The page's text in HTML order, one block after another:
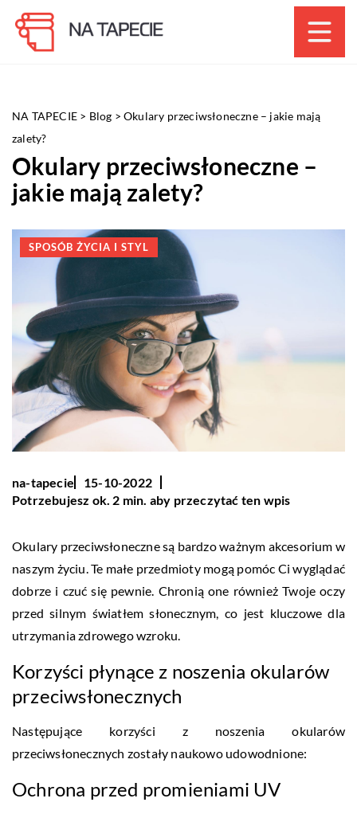
NA TAPECIE > Blog >Okulary przeciwsłoneczne – jakie mają
zalety?
Okulary przeciwsłoneczne –
jakie mają zalety?
SPOSÓB ŻYCIA I STYL
na-tapecie
15-10-2022
Potrzebujesz ok. 2 min. aby przeczytać ten wpis
Okulary przeciwsłoneczne są bardzo ważnym akcesorium w
naszym życiu. Te małe przedmioty mogą pomóc Ci wyglądać
dobrze i czuć się pewnie. Chronią one również Twoje oczy
przed silnym światłem słonecznym, co jest kluczowe dla
utrzymania zdrowego wzroku.
Korzyści płynące z noszenia okularów
przeciwsłonecznych
Następujące korzyści z noszenia okularów
przeciwsłonecznych zostały naukowo udowodnione:
Ochrona przed promieniami UV